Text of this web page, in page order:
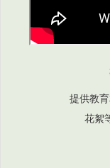
提供教
花絮